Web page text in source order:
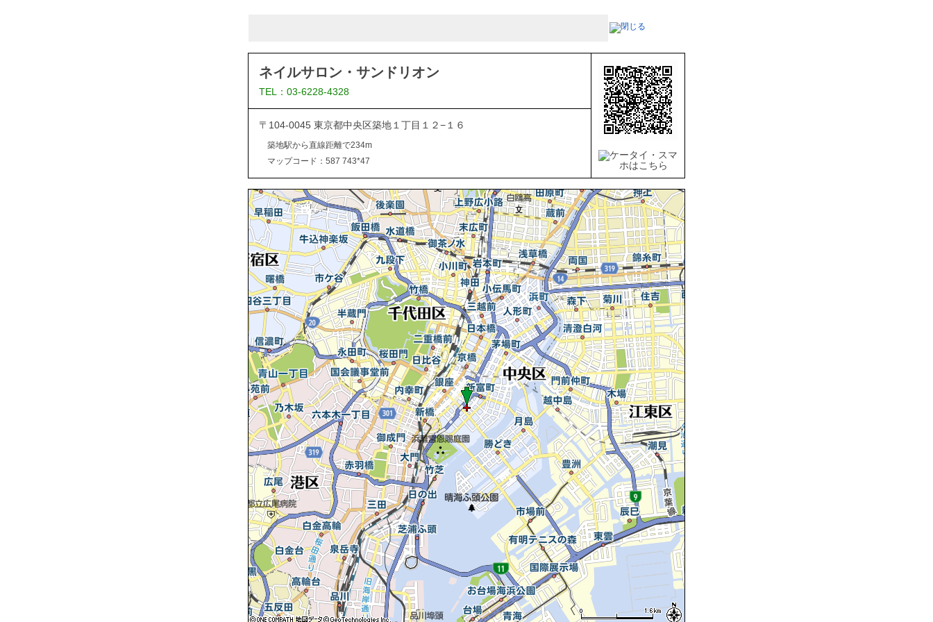
ネイルサロン・サンドリオン
TEL：03-6228-4328
〒104-0045 東京都中央区築地１丁目１２−１６
築地駅から直線距離で234m
マップコード：587 743*47